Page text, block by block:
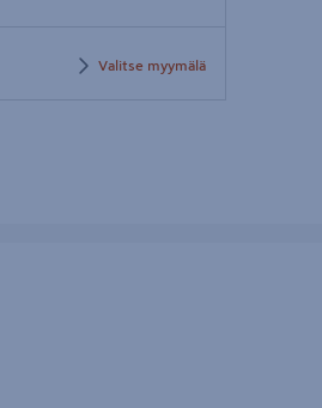
postinumero
Valitse myymälä